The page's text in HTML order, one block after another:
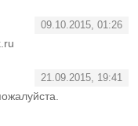
09.10.2015, 01:26
21.09.2015, 19:41